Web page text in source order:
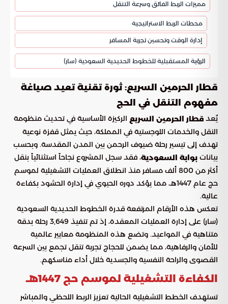
مميزات الربط الفائق وسرعة التنقل
محطات الربط الاستراتيجية
إدارة الوقت وتحسين تجربة المسافر
الرؤية المستقبلية للخطوط الحديدية السعودية (سار)
قطار الحرمين السريع: ثورة تقنية تعيد صياغة
مفهوم التنقل في الحج
يُعد قطار الحرمين السريع الركيزة الأساسية في تحديث منظومة
النقل والخدمات اللوجستية في المملكة، حيث يمثل قفزة نوعية
تهدف إلى تيسير رحلة ضيوف الرحمن بين المدن المقدسة. وبحسب
بيانات بوابة السعودية، فقد سجل المشروع نجاحاً استثنائياً بنقل
أكثر من 800 ألف مسافر منذ انطلاق العمليات التشغيلية لموسم
حج عام 1447هـ، مما يؤكد دوره الحيوي في إدارة الحشود بكفاءة
عالية.
تعكس هذه الأرقام المرتفعة قدرة الخطوط الحديدية السعودية
(سار) على إدارة العمليات المعقدة، إذ تم تنفيذ 3,649 رحلة بدقة
متناهية في المواعيد. وتضع هذه المنظومة معايير عالمية
للأمان والرفاهية، مما يضمن للحجاج تجربة تنقل تجمع بين السرعة
القصوى والراحة النفسية والجسدية خلال أداء مناسكهم.
الكفاءة التشغيلية لموسم حج 1447هـ
تستهدف الخطط التشغيلية الحالية تعزيز الربط اللحظي والمباشر